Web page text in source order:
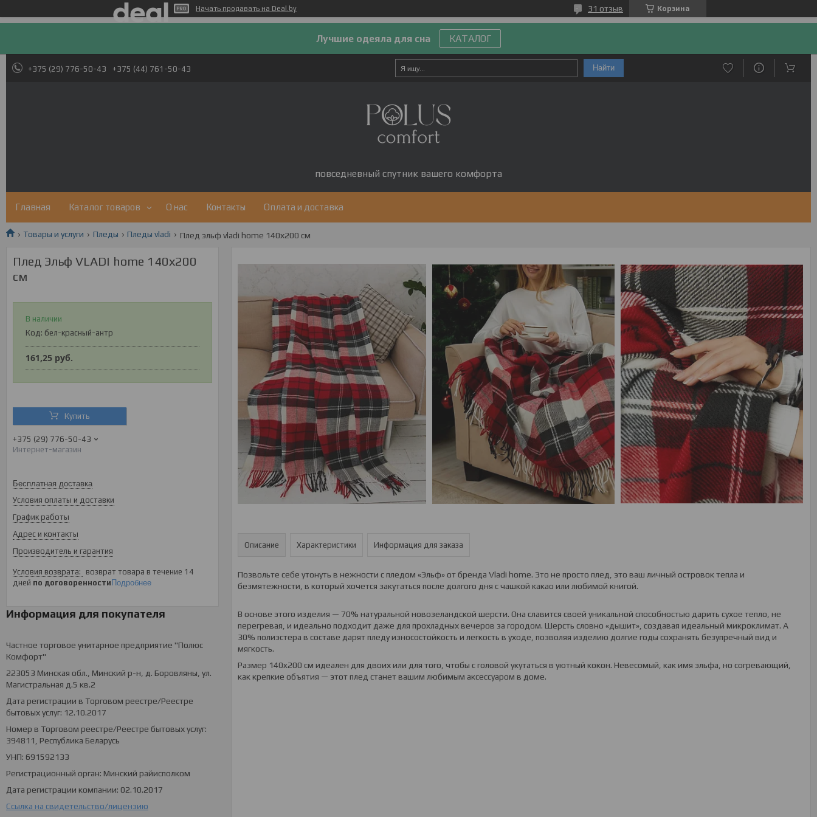
Начать продавать на Deal.by Корзина
31 отзыв
Лучшие одеяла для сна КАТАЛОГ
+375 (29) 776-50-43 +375 (44) 761-50-43 Найти
повседневный спутник вашего комфорта
Главная Каталог товаров О нас Контакты Оплата и доставка
Товары и услуги Пледы Пледы vladi Плед эльф vladi home 140х200 см
Плед Эльф VLADI home 140х200
см
В наличии
Код: бел-красный-антр
161,25 руб.
Купить
+375 (29) 776-50-43
Интернет-магазин
Бесплатная доставка
Условия оплаты и доставки
График работы
Адрес и контакты
Производитель и гарантия
возврат товара в течение 14
дней по договоренностиПодробнее
Информация для покупателя
Частное торговое унитарное предприятие "Полюс
Комфорт"
223053 Минская обл., Минский р-н, д. Боровляны, ул.
Магистральная д.5 кв.2
Дата регистрации в Торговом реестре/Реестре
бытовых услуг: 12.10.2017
Номер в Торговом реестре/Реестре бытовых услуг:
394811, Республика Беларусь
УНП: 691592133
Регистрационный орган: Минский райисполком
Дата регистрации компании: 02.10.2017
Ссылка на свидетельство/лицензию
Описание Характеристики Информация для заказа
Позвольте себе утонуть в нежности с пледом «Эльф» от бренда Vladi home. Это не просто плед, это ваш личный островок тепла и
безмятежности, в который хочется закутаться после долгого дня с чашкой какао или любимой книгой.
В основе этого изделия — 70% натуральной новозеландской шерсти. Она славится своей уникальной способностью дарить сухое тепло, не
перегревая, и идеально подходит даже для прохладных вечеров за городом. Шерсть словно «дышит», создавая идеальный микроклимат. А
30% полиэстера в составе дарят пледу износостойкость и легкость в уходе, позволяя изделию долгие годы сохранять безупречный вид и
мягкость.
Размер 140x200 см идеален для двоих или для того, чтобы с головой укутаться в уютный кокон. Невесомый, как имя эльфа, но согревающий,
как крепкие объятия — этот плед станет вашим любимым аксессуаром в доме.